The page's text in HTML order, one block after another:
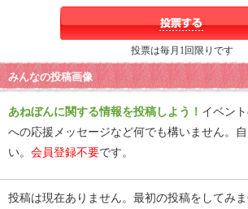
投票は毎月1回限りです
みんなの投稿画像
あねぼんに関する情報を投稿しよう！ イベン
への応援メッセージなど何でも構いません。
い。 会員登録不要です。
投稿は現在ありません。最初の投稿をしてみま